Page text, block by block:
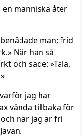
en människa åter
man; frid
När han så
och sade: »Tala,
jag har
vända tillbaka för
när jag är fri